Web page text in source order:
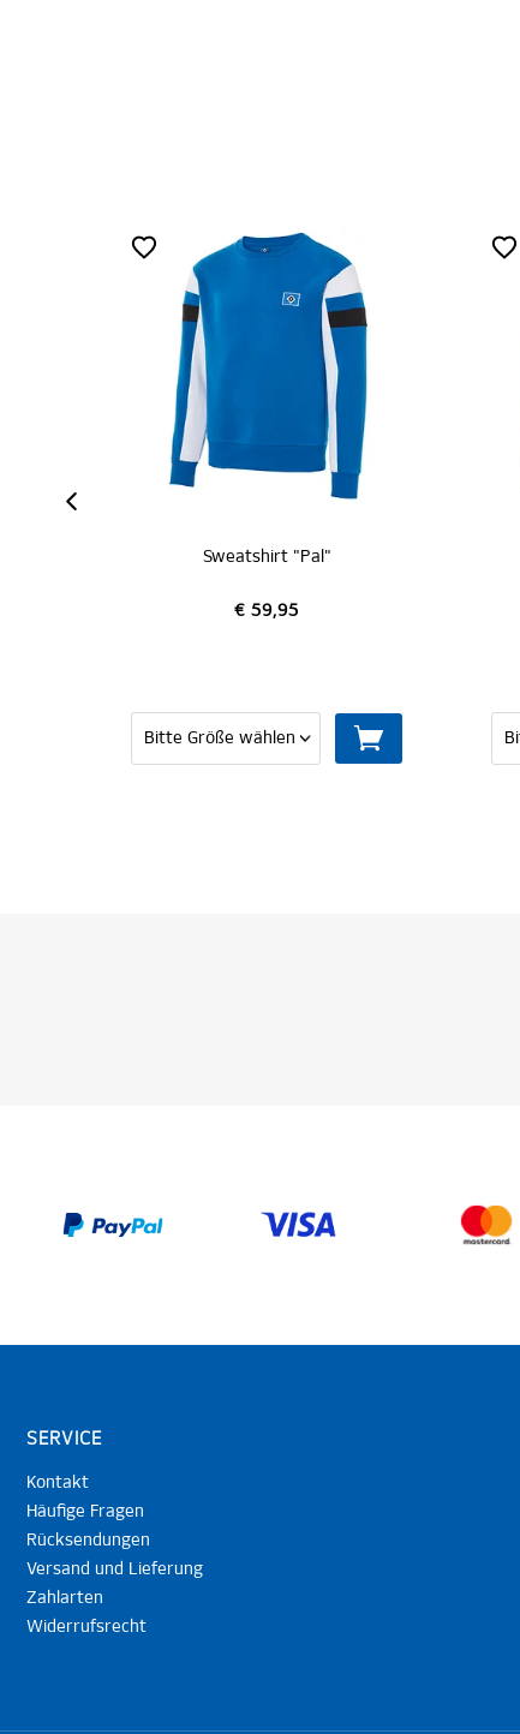
Sweatshirt "Jeppe"
€ 59,95
SERVICE
Kontakt
Häufige Fragen
Rücksendungen
Versand und Lieferung
Zahlarten
Widerrufsrecht